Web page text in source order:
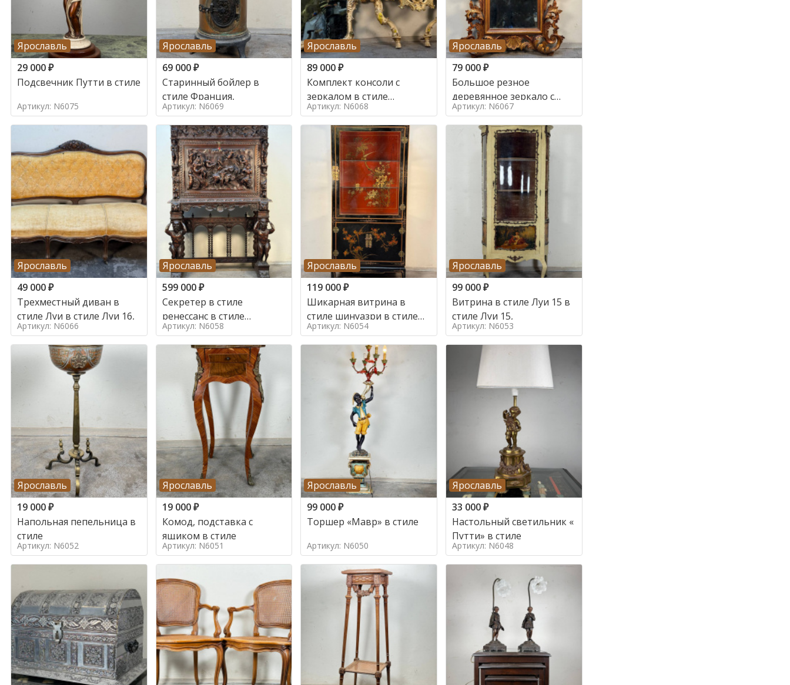
Ярославль
29 000₽
Подсвечник Путти в стиле
Артикул: N6075
Ярославль
69 000₽
Старинный бойлер в
стиле Франция,
Артикул: N6069
Ярославль
89 000₽
Комплект консоли с
зеркалом в стиле
ренессанс,
Артикул: N6068
Ярославль
79 000₽
Большое резное
деревянное зеркало с
золочением в стиле
Артикул: N6067
Ярославль
49 000₽
Трехместный диван в
стиле Луи в стиле Луи 16,
Артикул: N6066
Ярославль
599 000₽
Секретер в стиле
ренессанс в стиле
ренессанс, 19 век
Артикул: N6058
Ярославль
119 000₽
Шикарная витрина в
стиле шинуазри в стиле
шинуазри,
Артикул: N6054
Ярославль
99 000₽
Витрина в стиле Луи 15 в
стиле Луи 15,
Артикул: N6053
Ярославль
19 000₽
Напольная пепельница в
стиле
Артикул: N6052
Ярославль
19 000₽
Комод, подставка с
ящиком в стиле
Артикул: N6051
Ярославль
99 000₽
Торшер «Мавр» в стиле
Артикул: N6050
Ярославль
33 000₽
Настольный светильник «
Путти» в стиле
Артикул: N6048